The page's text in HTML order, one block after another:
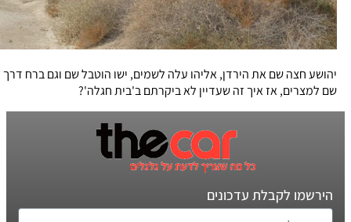
יהושע חצה שם את הירדן, אליהו עלה לשמים, ישו הוטבל שם וגם ברח דרך
שם למצרים, אז איך זה שעדיין לא ביקרתם ב'בית חגלה'?
הירשמו לקבלת עדכונים